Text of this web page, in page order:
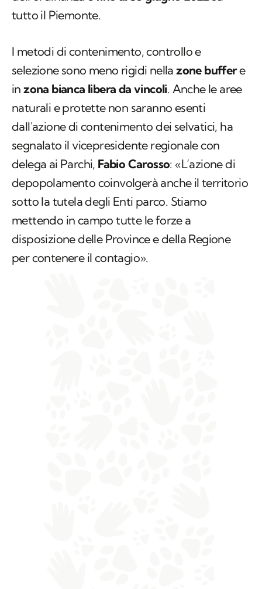
tutto il Piemonte.
I metodi di contenimento, controllo e
selezione sono meno rigidi nellazone buffere
inzona bianca libera da vincoli. Anche le aree
naturali e protette non saranno esenti
dall'azione di contenimento dei selvatici, ha
segnalato il vicepresidente regionale con
delega ai Parchi, Fabio Carosso: «L’azione di
depopolamento coinvolgerà anche il territorio
sotto la tutela degli Enti parco. Stiamo
mettendo in campo tutte le forze a
disposizione delle Province e della Regione
per contenere il contagio».